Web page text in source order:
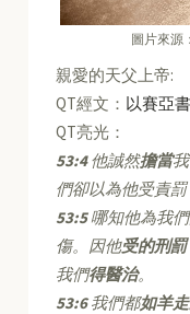
圖片來源
親愛的天父上帝:
QT經文： 以賽亞
QT亮光：
53:4他誠然擔當
們卻以為他受責罰
53:5哪知他為我
傷。因他受的刑罰
我們得醫治。
53:6我們都如羊